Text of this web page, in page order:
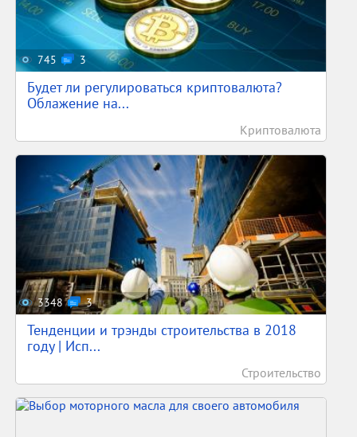
745 3
Будет ли регулироваться криптовалюта?
Облажение на...
Криптовалюта
3348 3
Тенденции и трэнды строительства в 2018
году | Исп...
Строительство